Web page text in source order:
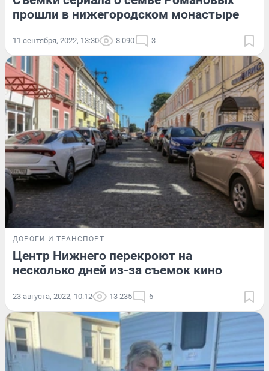
прошли в нижегородском монастыре
11 сентября, 2022, 13:30 8 090 3
ДОРОГИ И ТРАНСПОРТ
Центр Нижнего перекроют на
несколько дней из-за съемок кино
23 августа, 2022, 10:12 13 235 6